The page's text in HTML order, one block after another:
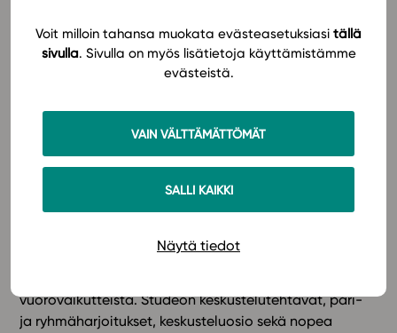
Voit milloin tahansa muokata evästeasetuksiasi tällä
sivulla. Sivulla on myös lisätietoja käyttämistämme
evästeistä.
VAIN VÄLTTÄMÄTTÖMÄT
SALLI KAIKKI
Näytä tiedot
viestintäteknologian sekä verkkopohjaisten
oppimisympäristöjen käyttö tulee tulevaisuudessa
ottaneet Studeon ja uudenlaisen tavan oppia vastaan
innostuneesti. Mutta kestääkö innostus aikaa, vai
hälveneekö se tulevaisuudessa?
”Uskon, että kestää.
Tässä on se hyvä puoli, että materiaalia ja tehtäviä
voi nopeasti päivittää, vaihtaa ja tehdä entistä
mielenkiintoisemmaksi.”Oppilaat toivoivat, että
oppimateriaalien sähköistymisen myötä oppiminen ei
jatkossa ole vain ja ainoastaan ruudun tuijottelua
vuorovaikutteista. Studeon keskustelutehtävät, pari-
ja ryhmäharjoitukset, keskusteluosio sekä nopea